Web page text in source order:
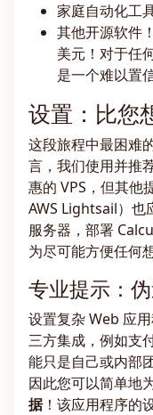
家庭自动化工
其他开源软件
美元！对于任
是一个难以置
设置：比您
这段旅程中最困难
言，我们使用并推
惠的 VPS，但其
AWS Lightsail）也
服务器，部署
为尽可能方便任何
专业提示：
设置复杂 Web 应
三方集成，例如支
能只是自己或内部
因此您可以简单地
据！该应用程序的